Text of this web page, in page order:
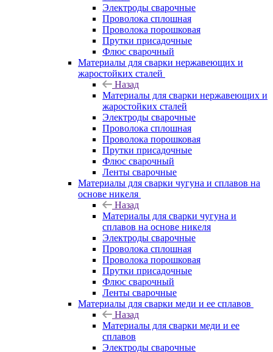
Электроды сварочные
Проволока сплошная
Проволока порошковая
Прутки присадочные
Флюс сварочный
Материалы для сварки нержавеющих и
жаростойких сталей
Назад
Материалы для сварки нержавеющих и
жаростойких сталей
Электроды сварочные
Проволока сплошная
Проволока порошковая
Прутки присадочные
Флюс сварочный
Ленты сварочные
Материалы для сварки чугуна и сплавов на
основе никеля
Назад
Материалы для сварки чугуна и
сплавов на основе никеля
Электроды сварочные
Проволока сплошная
Проволока порошковая
Прутки присадочные
Флюс сварочный
Ленты сварочные
Материалы для сварки меди и ее сплавов
Назад
Материалы для сварки меди и ее
сплавов
Электроды сварочные